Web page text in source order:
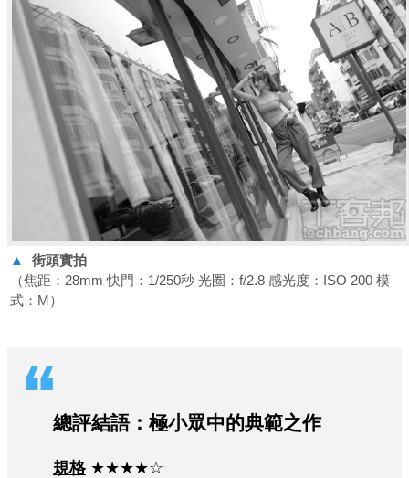
▲
街頭實拍
（焦距：28mm 快門：1/250秒 光圈：f/2.8 感光度：ISO 200 模
式：M）
總評結語：極小眾中的典範之作
規格★★★★☆